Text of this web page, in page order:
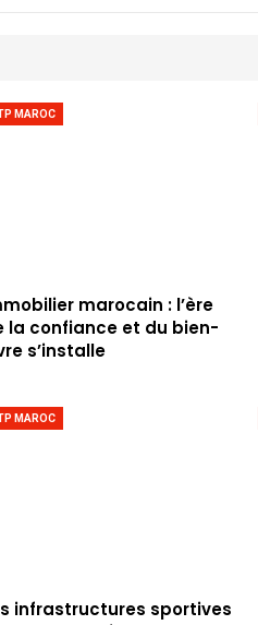
MAROC
marocain : l’ère
la confiance et du bien-
s’installe
MAROC
infrastructures sportives